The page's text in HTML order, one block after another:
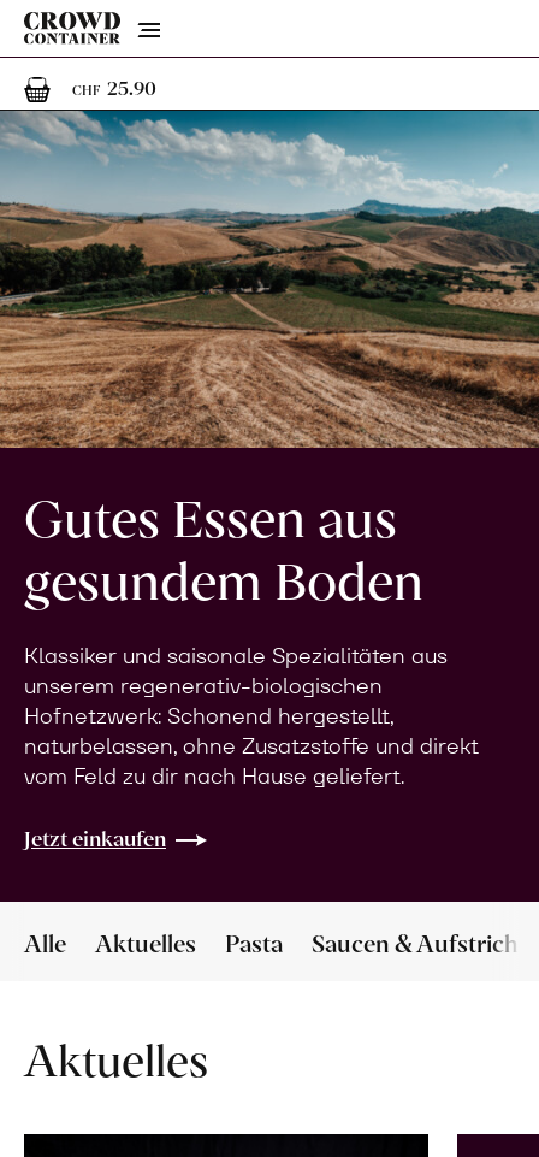
Menu
CHF 25.901 Artikel im Warenkorb
Gutes Essen aus
gesundem Boden
Klassiker und saisonale Spezialitäten aus
unserem regenerativ-biologischen
Hofnetzwerk: Schonend hergestellt,
naturbelassen, ohne Zusatzstoffe und direkt
vom Feld zu dir nach Hause geliefert.
Jetzt einkaufen
Alle Aktuelles Pasta Saucen & Aufstriche
Aktuelles